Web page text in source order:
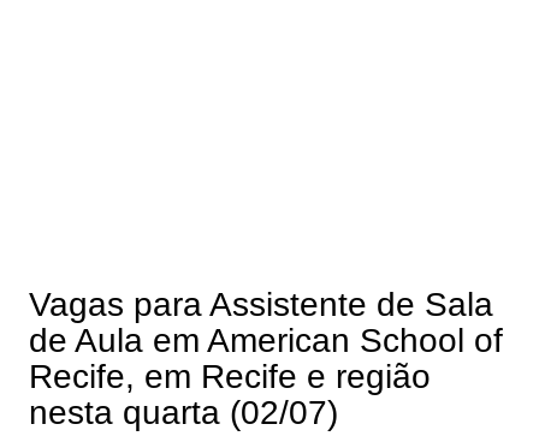
Vagas para Assistente de Sala
de Aula em American School of
Recife, em Recife e região
nesta quarta (02/07)